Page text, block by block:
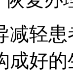
轻患
成好